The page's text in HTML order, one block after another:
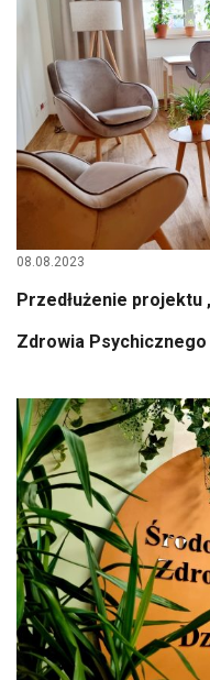
08.08.2023
Przedłużenie projektu
Zdrowia Psychicznego